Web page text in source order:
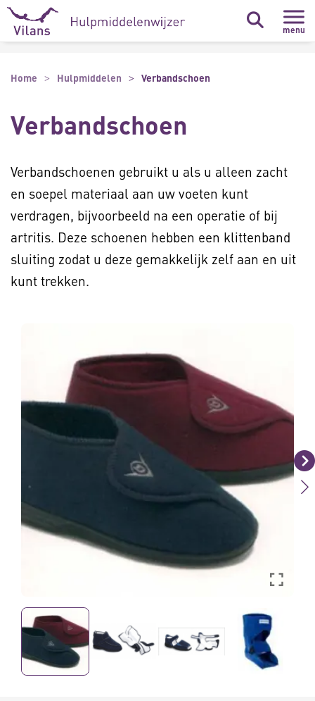
Naar hoofdinhoud
Naar footer
menu
Home Hulpmiddelen Verbandschoen
Verbandschoen
Verbandschoenen gebruikt u als u alleen zacht
en soepel materiaal aan uw voeten kunt
verdragen, bijvoorbeeld na een operatie of bij
artritis. Deze schoenen hebben een klittenband
sluiting zodat u deze gemakkelijk zelf aan en uit
kunt trekken.